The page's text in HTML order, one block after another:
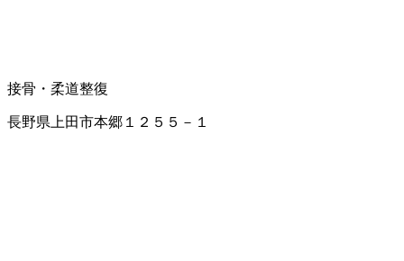
接骨・柔道整復
長野県上田市本郷１２５５－１